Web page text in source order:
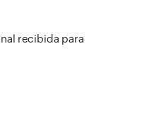
recibida para